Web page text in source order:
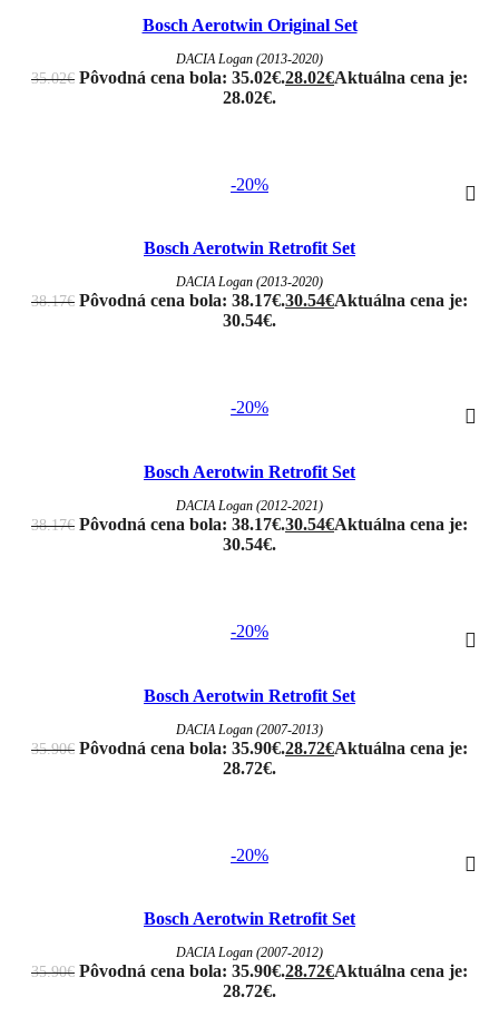
Bosch Aerotwin Original Set
DACIA Logan (2013-2020)
35.02€ Pôvodná cena bola: 35.02€.28.02€Aktuálna cena je:
28.02€.
-20%
Bosch Aerotwin Retrofit Set
DACIA Logan (2013-2020)
38.17€ Pôvodná cena bola: 38.17€.30.54€Aktuálna cena je:
30.54€.
-20%
Bosch Aerotwin Retrofit Set
DACIA Logan (2012-2021)
38.17€ Pôvodná cena bola: 38.17€.30.54€Aktuálna cena je:
30.54€.
-20%
Bosch Aerotwin Retrofit Set
DACIA Logan (2007-2013)
35.90€ Pôvodná cena bola: 35.90€.28.72€Aktuálna cena je:
28.72€.
-20%
Bosch Aerotwin Retrofit Set
DACIA Logan (2007-2012)
35.90€ Pôvodná cena bola: 35.90€.28.72€Aktuálna cena je:
28.72€.